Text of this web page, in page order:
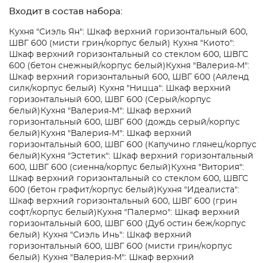
Входит в состав набора:
Кухня "Сиэль Ян": Шкаф верхний горизонтальный 600,
ШВГ 600 (мисти грин/корпус белый) Кухня "Киото":
Шкаф верхний горизонтальный со стеклом 600, ШВГС
600 (бетон снежный/корпус белый) Кухня "Валерия-М":
Шкаф верхний горизонтальный 600, ШВГ 600 (Айленд
силк/корпус белый) Кухня "Ницца": Шкаф верхний
горизонтальный 600, ШВГ 600 (Серый/корпус
белый) Кухня "Валерия-М": Шкаф верхний
горизонтальный 600, ШВГ 600 (дождь серый/корпус
белый) Кухня "Валерия-М": Шкаф верхний
горизонтальный 600, ШВГ 600 (Капучино глянец/корпус
белый) Кухня "Эстетик": Шкаф верхний горизонтальный
600, ШВГ 600 (сиенна/корпус белый) Кухня "Витория":
Шкаф верхний горизонтальный со стеклом 600, ШВГС
600 (бетон графит/корпус белый) Кухня "Идеалиста":
Шкаф верхний горизонтальный 600, ШВГ 600 (грин
софт/корпус белый) Кухня "Палермо": Шкаф верхний
горизонтальный 600, ШВГ 600 (Дуб остин беж/корпус
белый) Кухня "Сиэль Инь": Шкаф верхний
горизонтальный 600, ШВГ 600 (мисти грин/корпус
белый) Кухня "Валерия-М": Шкаф верхний